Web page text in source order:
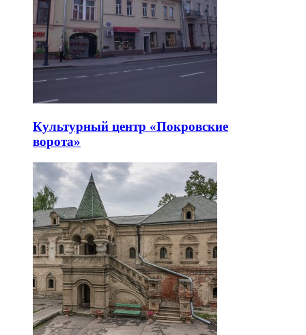
Культурный центр «Покровские
ворота»